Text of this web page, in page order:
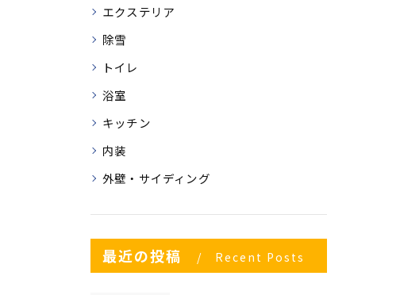
エクステリア
除雪
トイレ
浴室
キッチン
内装
外壁・サイディング
最近の投稿 Recent Posts